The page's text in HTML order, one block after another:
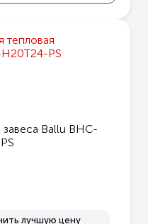
завеса Ballu BHC-
лучшую цену